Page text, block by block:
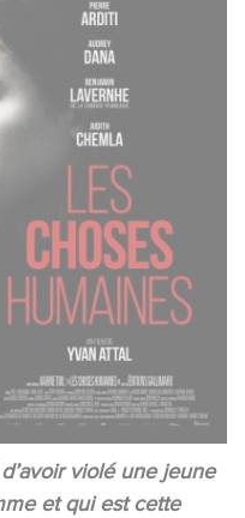
violé une jeune
et qui est cette